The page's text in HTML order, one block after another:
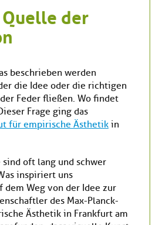
der
beschrieben werden
die Idee oder die richtigen
Feder fließen. Wo findet
Frage ging das
für empirische Ästhetik in
sind oft lang und schwer
inspiriert uns
dem Weg von der Idee zur
des Max-Planck-
Ästhetik in Frankfurt am